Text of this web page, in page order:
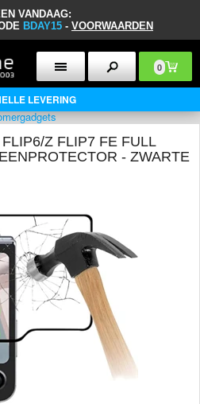
VANDAAG:
BDAY15 - VOORWAARDEN
0
LEVERING
Z FLIP7 FE FULL
- ZWARTE